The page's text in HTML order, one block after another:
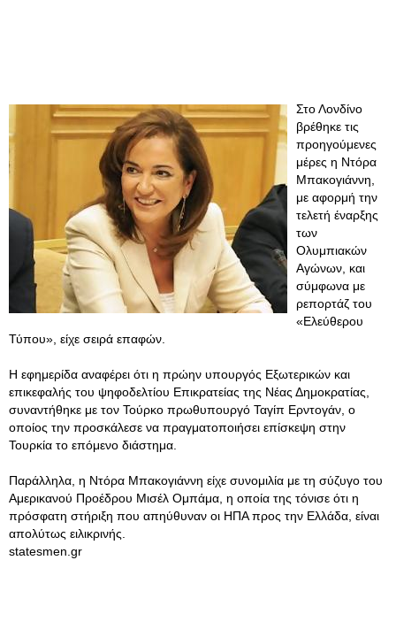
Στο Λονδίνο
βρέθηκε τις
προηγούμενες
μέρες η Ντόρα
Μπακογιάννη,
με αφορμή την
τελετή έναρξης
των
Ολυμπιακών
Αγώνων, και
σύμφωνα με
ρεπορτάζ του
«Ελεύθερου
Τύπου», είχε σειρά επαφών.
Η εφημερίδα αναφέρει ότι η πρώην υπουργός Εξωτερικών και
επικεφαλής του ψηφοδελτίου Επικρατείας της Νέας Δημοκρατίας,
συναντήθηκε με τον Τούρκο πρωθυπουργό Ταγίπ Ερντογάν, ο
οποίος την προσκάλεσε να πραγματοποιήσει επίσκεψη στην
Τουρκία το επόμενο διάστημα.
Παράλληλα, η Ντόρα Μπακογιάννη είχε συνομιλία με τη σύζυγο του
Αμερικανού Προέδρου Μισέλ Ομπάμα, η οποία της τόνισε ότι η
πρόσφατη στήριξη που απηύθυναν οι ΗΠΑ προς την Ελλάδα, είναι
απολύτως ειλικρινής.
statesmen.gr